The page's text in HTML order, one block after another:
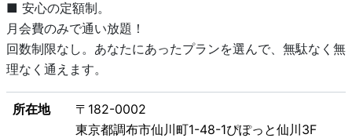
■ 安心の定額制。
月会費のみで通い放題！
回数制限なし。あなたにあったプランを選んで、無駄なく無
理なく通えます。
所在地
〒182-0002
東京都調布市仙川町1-48-1ぴぽっと仙川3F